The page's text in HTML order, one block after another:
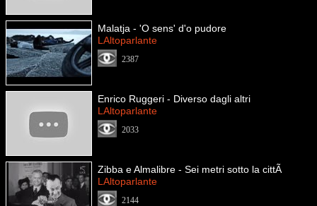
Malatja - 'O sens' d'o pudore
LAltoparlante
2387
Enrico Ruggeri - Diverso dagli altri
LAltoparlante
2033
Zibba e Almalibre - Sei metri sotto la cittÃ
LAltoparlante
2144